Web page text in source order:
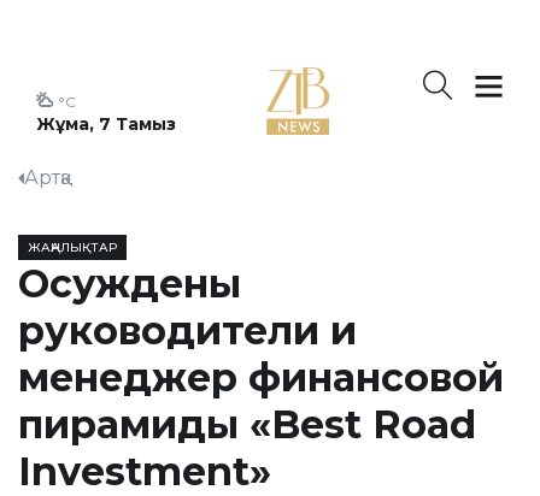
Жұма, 7 Тамыз
°C
Артқа
ЖАҢАЛЫҚТАР
Осуждены
руководители и
менеджер финансовой
пирамиды «Best Road
Investment»